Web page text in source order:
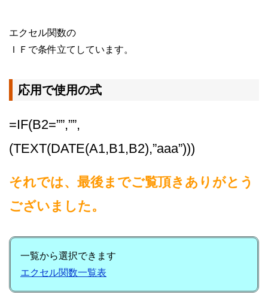
エクセル関数の
ＩＦで条件立てしています。
応用で使用の式
=IF(B2=””,””,
(TEXT(DATE(A1,B1,B2),”aaa”)))
それでは、最後までご覧頂きありがとう
ございました。
一覧から選択できます
エクセル関数一覧表